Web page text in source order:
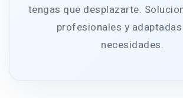
tengas que desplazarte.
profesionales y
necesidades.